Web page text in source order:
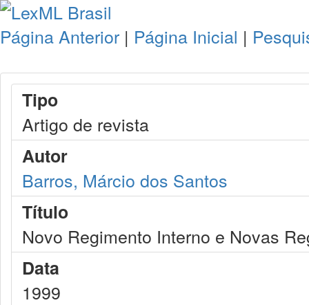
Página Anterior | Página Inicial |
Tipo
Artigo de revista
Autor
Barros, Márcio dos Santos
Título
Novo Regimento Interno e Novas
Data
1999